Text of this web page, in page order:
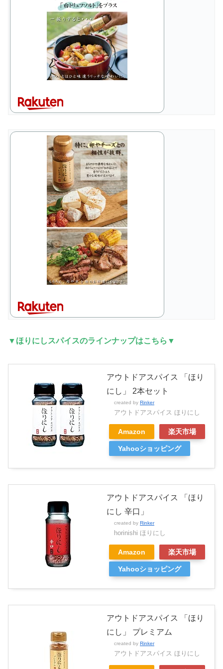
▼ほりにしスパイスのラインナップはこちら▼
アウトドアスパイス 「ほり
にし」 2本セット
created by Rinker
アウトドアスパイス ほりにし
Amazon 楽天市場
Yahooショッピング
アウトドアスパイス 「ほり
にし 辛口」
created by Rinker
horinishi ほりにし
Amazon 楽天市場
Yahooショッピング
アウトドアスパイス 「ほり
にし」 プレミアム
created by Rinker
アウトドアスパイス ほりにし